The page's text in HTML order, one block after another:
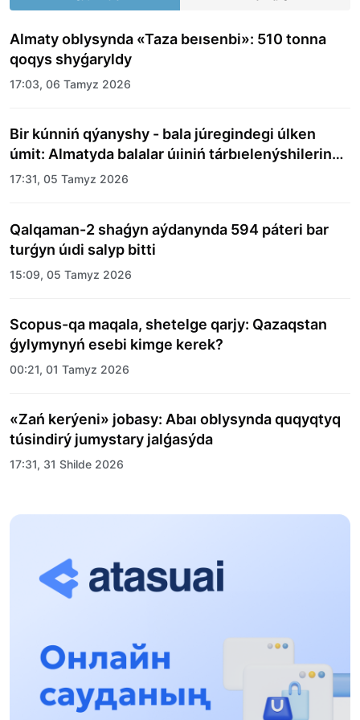
Almaty oblysynda «Taza beısenbi»: 510 tonna
qoqys shyǵaryldy
17:03, 06 Tamyz 2026
Bir kúnniń qýanyshy - bala júregindegi úlken
úmit: Almatyda balalar úıiniń tárbıelenýshilerine
merekelik kún uıymdastyryldy
17:31, 05 Tamyz 2026
Qalqaman-2 shaǵyn aýdanynda 594 páteri bar
turǵyn úıdi salyp bitti
15:09, 05 Tamyz 2026
Scopus-qa maqala, shetelge qarjy: Qazaqstan
ǵylymynyń esebi kimge kerek?
00:21, 01 Tamyz 2026
«Zań kerýeni» jobasy: Abaı oblysynda quqyqtyq
túsindirý jumystary jalǵasýda
17:31, 31 Shilde 2026
Halyqaralyq «Formýla-1 H2O» jarysyn Qonaev
13:13, 30 Shilde 2026
12:01, 28 Shilde 2026
Abzal Dostıar: Dýman Muhametkárimdi Almaty